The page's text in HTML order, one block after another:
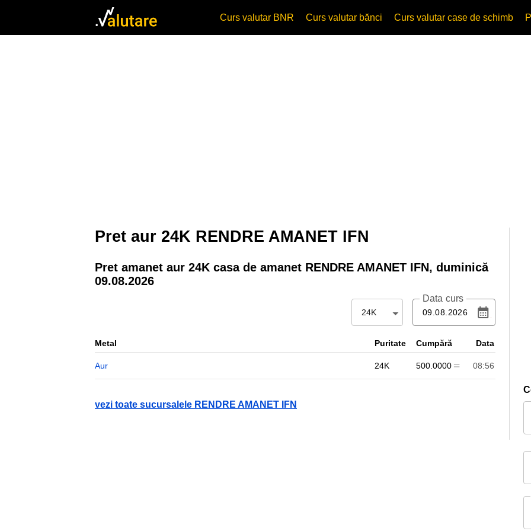
Curs valutar BNR Curs valutar bănci Curs valutar case de schimb
Pret aur 24K RENDRE AMANET IFN
Pret amanet aur 24K casa de amanet RENDRE AMANET IFN, duminică
09.08.2026
24K
Data curs
Metal Puritate Cumpără Data
Aur 24K 500.0000 08:56
vezi toate sucursalele RENDRE AMANET IFN